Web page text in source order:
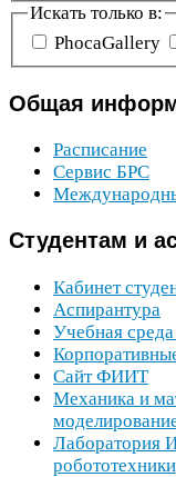
Искать только в:
Phoca­Gallery
Общая
Расписание
Сервис БРС
Студентам и
Кабинет
Аспирантура
Учебная
СайтФИИТ
Механика и
Лаборатория
робототехники